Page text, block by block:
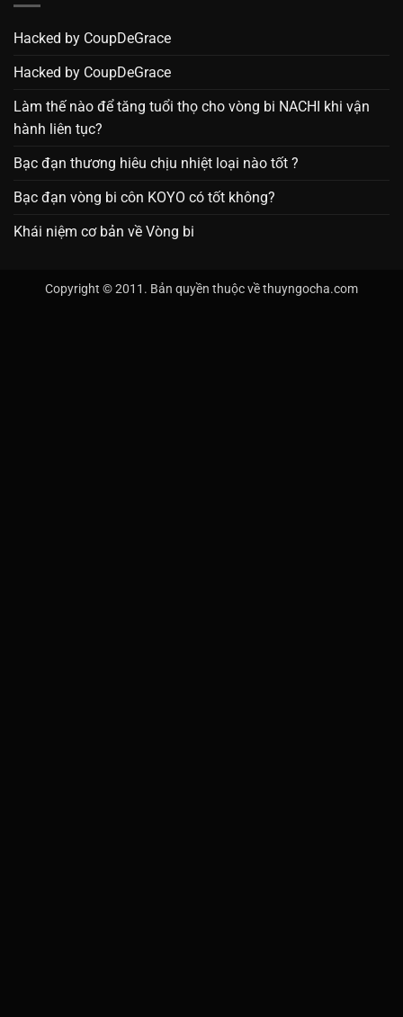
Hacked by CoupDeGrace
Hacked by CoupDeGrace
Làm thế nào để tăng tuổi thọ cho vòng bi NACHI khi vận
hành liên tục?
Bạc đạn thương hiêu chịu nhiệt loại nào tốt ?
Bạc đạn vòng bi côn KOYO có tốt không?
Khái niệm cơ bản về Vòng bi
Copyright © 2011. Bản quyền thuộc về thuyngocha.com